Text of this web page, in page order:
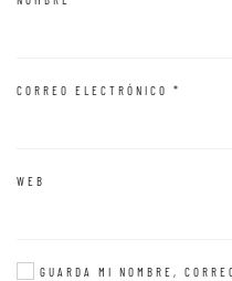
CORREO ELECTRÓNICO *
WEB
GUARDA MI NOMBRE,